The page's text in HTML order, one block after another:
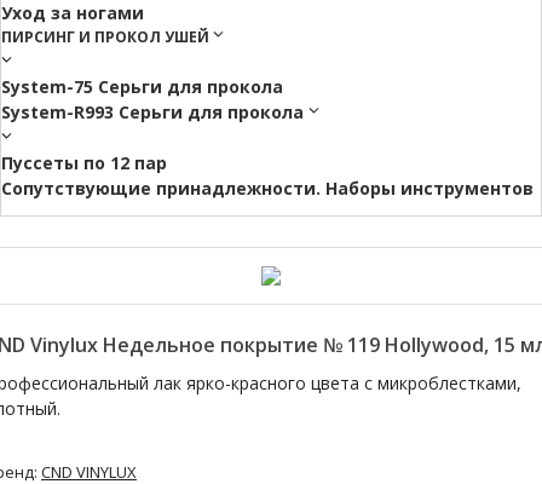
Уход за ногами
ПИРСИНГ И ПРОКОЛ УШЕЙ
System-75 Серьги для прокола
System-R993 Серьги для прокола
Пуссеты по 12 пар
Cопутствующие принадлежности. Наборы инструментов
Vinylux Недельное покрытие № 119 Hollywood, 15
лак ярко-красного цвета с микроблестками,
CND VINYLUX